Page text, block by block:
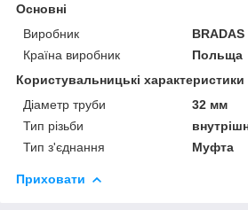
Основні
Виробник
BRADAS
Країна виробник
Польща
Користувальницькі характеристики
Діаметр труби
32 мм
Тип різьби
Тип з'єднання
Муфта
Приховати